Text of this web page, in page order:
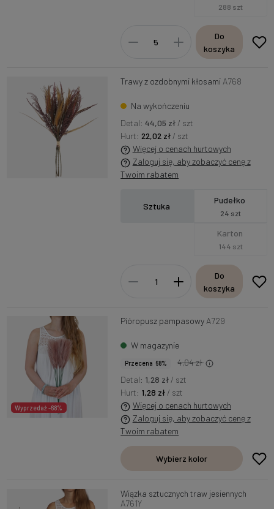
288 szt
Do
koszyka
Trawy z ozdobnymi kłosami A768
Na wykończeniu
Detal: 44,05 zł/ szt
Hurt:22,02 zł/ szt
Więcej o cenach hurtowych
Zaloguj się, aby zobaczyć cenę z
Twoim rabatem
Sztuka
Pudełko
24 szt
Karton
144 szt
Do
koszyka
Wyprzedaż -68%
Pióropusz pampasowy A729
W magazynie
Przecena 68%
4,04 zł
Detal: 1,28 zł/ szt
Hurt: 1,28 zł/ szt
Więcej o cenach hurtowych
Zaloguj się, aby zobaczyć cenę z
Twoim rabatem
Wybierz kolor
Wiązka sztucznych traw jesiennych
A761Y